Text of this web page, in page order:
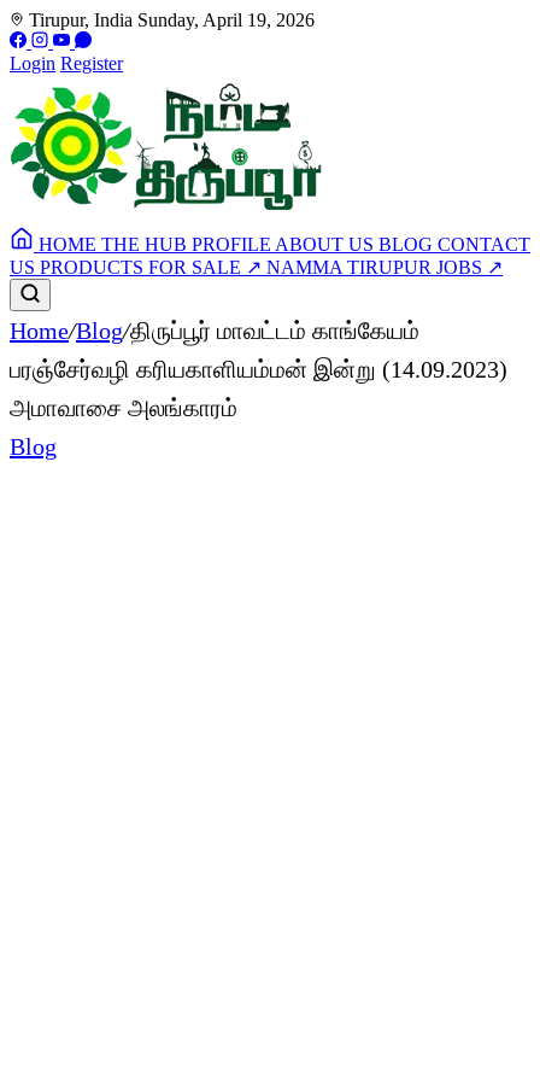
Tirupur, India Sunday, April 19, 2026
Login Register
HOME THE HUB PROFILE ABOUT US BLOG CONTACT
US PRODUCTS FOR SALE ↗ NAMMA TIRUPUR JOBS ↗
Home/Blog/திருப்பூர் மாவட்டம் காங்கேயம்
பரஞ்சேர்வழி கரியகாளியம்மன் இன்று (14.09.2023)
அமாவாசை அலங்காரம்
Blog